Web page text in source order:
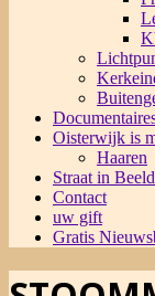
Oisterwijk is
Haaren
Straat in Beeld
Contact
uw gift
Gratis